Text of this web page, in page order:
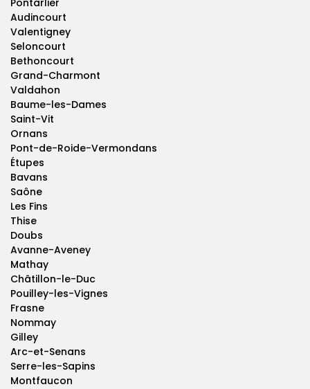
Pontarlier
Audincourt
Valentigney
Seloncourt
Bethoncourt
Grand-Charmont
Valdahon
Baume-les-Dames
Saint-Vit
Ornans
Pont-de-Roide-Vermondans
Étupes
Bavans
Saône
Les Fins
Thise
Doubs
Avanne-Aveney
Mathay
Châtillon-le-Duc
Pouilley-les-Vignes
Frasne
Nommay
Gilley
Arc-et-Senans
Serre-les-Sapins
Montfaucon